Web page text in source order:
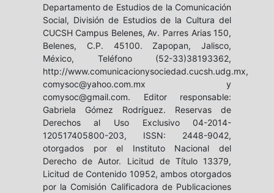
Departamento de Estudios de la Comunicación
Social, División de Estudios de la Cultura del
CUCSH Campus Belenes, Av. Parres Arias 150,
Belenes, C.P. 45100. Zapopan, Jalisco,
México, Teléfono (52-33)38193362,
http://www.comunicacionysociedad.cucsh.udg.mx,
comysoc@yahoo.com.mx y
comysoc@gmail.com. Editor responsable:
Gabriela Gómez Rodríguez. Reservas de
Derechos al Uso Exclusivo 04-2014-
120517405800-203, ISSN: 2448-9042,
otorgados por el Instituto Nacional del
Derecho de Autor. Licitud de Título 13379,
Licitud de Contenido 10952, ambos otorgados
por la Comisión Calificadora de Publicaciones